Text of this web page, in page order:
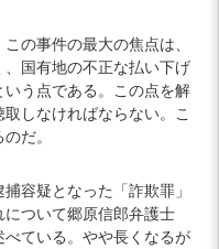
の事件の最大の焦点は、
国有地の不正な払い下げ
う点である。この点を解
しなければならない。こ
だ。
容疑となった「詐欺罪」
ついて郷原信郎弁護士
ている。やや長くなるが